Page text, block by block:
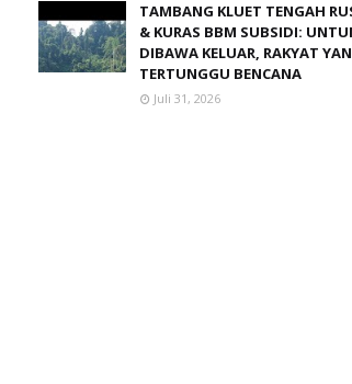
TAMBANG KLUET TENGAH
& KURAS BBM SUBSIDI:
DIBAWA KELUAR, RAKYAT
TERTUNGGU BENCANA
Juli 31, 2026